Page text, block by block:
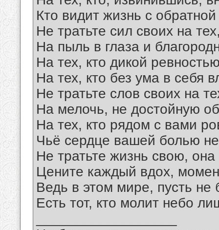
Кто видит жизнь с
Не тратьте сил своих на
На пыль в глаза и
На тех, кто дикой
На тех, кто без ума в себя
Не тратьте слов своих на
На мелочь, не достойную
На тех, кто рядом с вами
Чьё сердце вашей болью
Не тратьте жизнь свою, она
Цените каждый вдох,
Ведь в этом мире, пусть не
Есть тот, кто молит небо